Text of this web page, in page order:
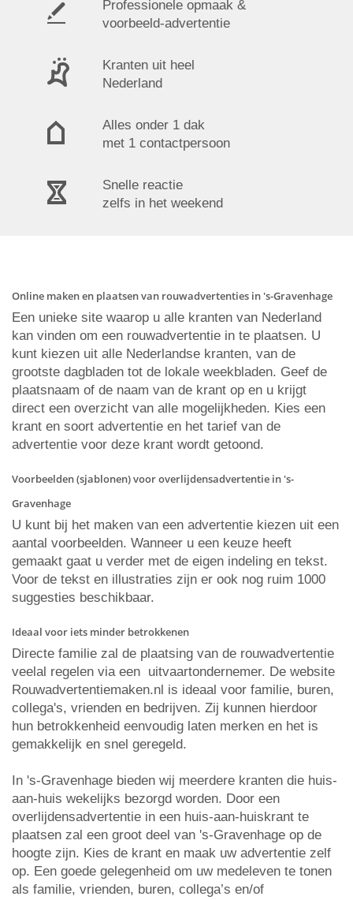
Professionele opmaak &
voorbeeld-advertentie
Kranten uit heel
Nederland
Alles onder 1 dak
met 1 contactpersoon
Snelle reactie
zelfs in het weekend
Online maken en plaatsen van rouwadvertenties in 's-Gravenhage
Een unieke site waarop u alle kranten van Nederland
kan vinden om een rouwadvertentie in te plaatsen. U
kunt kiezen uit alle Nederlandse kranten, van de
grootste dagbladen tot de lokale weekbladen. Geef de
plaatsnaam of de naam van de krant op en u krijgt
direct een overzicht van alle mogelijkheden. Kies een
krant en soort advertentie en het tarief van de
advertentie voor deze krant wordt getoond.
Voorbeelden (sjablonen) voor overlijdensadvertentie in 's-
Gravenhage
U kunt bij het maken van een advertentie kiezen uit een
aantal voorbeelden. Wanneer u een keuze heeft
gemaakt gaat u verder met de eigen indeling en tekst.
Voor de tekst en illustraties zijn er ook nog ruim 1000
suggesties beschikbaar.
Ideaal voor iets minder betrokkenen
Directe familie zal de plaatsing van de rouwadvertentie
veelal regelen via een uitvaartondernemer. De website
Rouwadvertentiemaken.nl is ideaal voor familie, buren,
collega's, vrienden en bedrijven. Zij kunnen hierdoor
hun betrokkenheid eenvoudig laten merken en het is
gemakkelijk en snel geregeld.
In 's-Gravenhage bieden wij meerdere kranten die huis-
aan-huis wekelijks bezorgd worden. Door een
overlijdensadvertentie in een huis-aan-huiskrant te
plaatsen zal een groot deel van 's-Gravenhage op de
hoogte zijn. Kies de krant en maak uw advertentie zelf
op. Een goede gelegenheid om uw medeleven te tonen
als familie, vrienden, buren, collega’s en/of